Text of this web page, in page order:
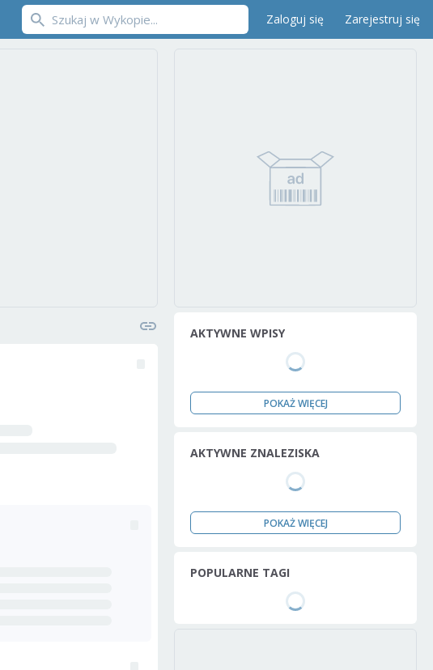
Zaloguj się Zarejestruj się
AKTYWNE WPISY
POKAŻ WIĘCEJ
AKTYWNE ZNALEZISKA
POKAŻ WIĘCEJ
POPULARNE TAGI